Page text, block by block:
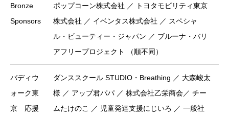
Bronze
Sponsors
ポップコーン株式会社 ／ トヨタモビリティ東京
株式会社 ／ イベンタス株式会社 ／ スペシャ
ル・ビューティー・ジャパン ／ ブルーナ・バリ
アフリープロジェクト （順不同）
バディウ
ォーク東
京 応援
ダンススクール STUDIO・Breathing ／ 大森峻太
様 ／ アップ君パパ ／ 株式会社乙栄商会／ チー
ムたけのこ ／ 児童発達支援にじいろ ／ 一般社